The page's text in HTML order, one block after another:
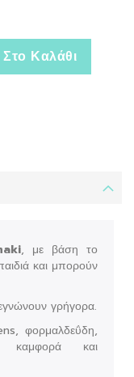
Καλάθι
, με βάση το
και μπορούν
γρήγορα.
φορμαλδεΰδη,
καμφορά και